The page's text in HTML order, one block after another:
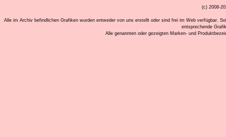
(c) 2008-
Alle im Archiv befindlichen Grafiken wurden entweder von uns erstellt oder sind frei im Web verfügbar.
entsprechende
Alle genannten oder gezeigten Marken- und